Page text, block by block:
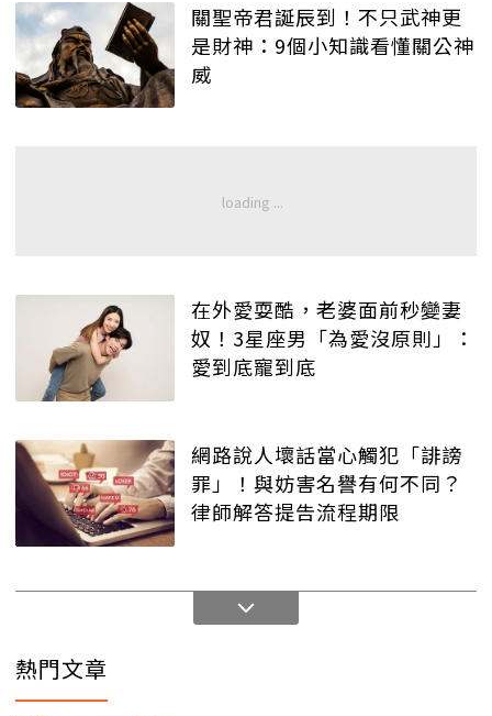
關聖帝君誕辰到！不只武神更
是財神：9個小知識看懂關公神
威
在外愛耍酷，老婆面前秒變妻
奴！3星座男「為愛沒原則」：
愛到底寵到底
網路說人壞話當心觸犯「誹謗
罪」！與妨害名譽有何不同？
律師解答提告流程期限
熱門文章